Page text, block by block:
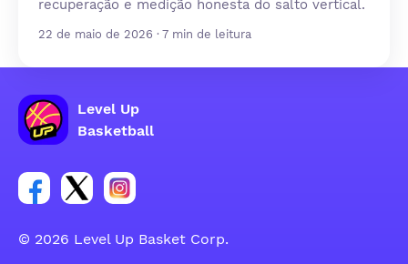
recuperação e medição honesta do salto vertical.
22 de maio de 2026 · 7 min de leitura
Level Up
Basketball
Link para o grupo social da conta do Facebook
Link para o grupo social da conta do tweeter
Link para o grupo social da conta do
© 2026 Level Up Basket Corp.